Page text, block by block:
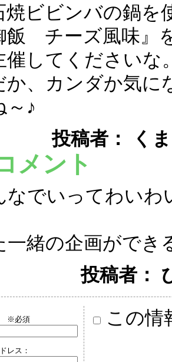
焼ビビンバの鍋
飯 チーズ風味』
催してくださいな
か、カンダか気に
～♪
投稿者： く
メント
なでいってわいわ
一緒の企画ができ
投稿者：
※必須
レス：
この情